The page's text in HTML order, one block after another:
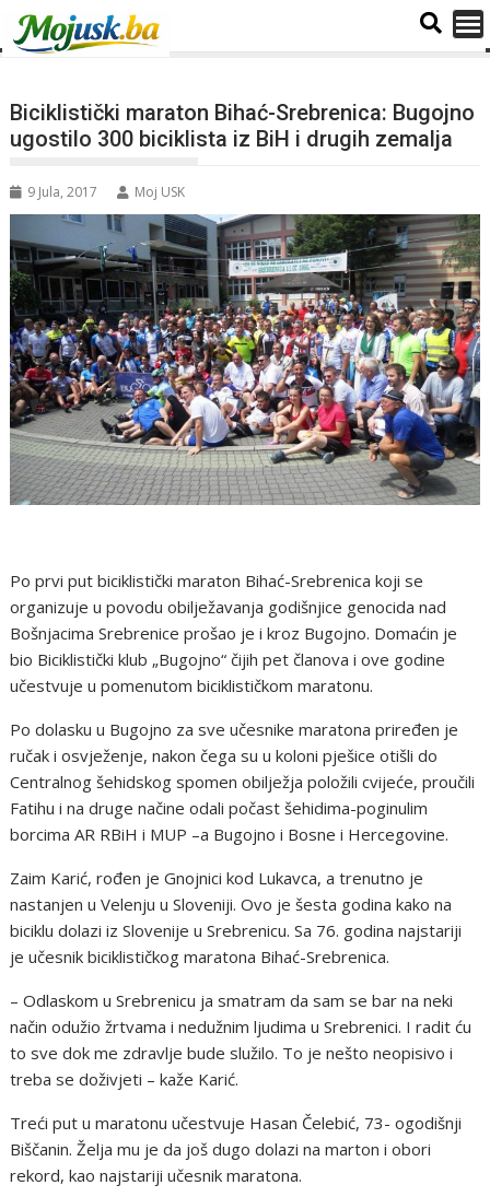
Biciklistički maraton Bihać-Srebrenica: Bugojno
ugostilo 300 biciklista iz BiH i drugih zemalja
9 Jula, 2017 Moj USK
Po prvi put biciklistički maraton Bihać-Srebrenica koji se
organizuje u povodu obilježavanja godišnjice genocida nad
Bošnjacima Srebrenice prošao je i kroz Bugojno. Domaćin je
bio Biciklistički klub „Bugojno“ čijih pet članova i ove godine
učestvuje u pomenutom biciklističkom maratonu.
Po dolasku u Bugojno za sve učesnike maratona priređen je
ručak i osvježenje, nakon čega su u koloni pješice otišli do
Centralnog šehidskog spomen obilježja položili cvijeće, proučili
Fatihu i na druge načine odali počast šehidima-poginulim
borcima AR RBiH i MUP –a Bugojno i Bosne i Hercegovine.
Zaim Karić, rođen je Gnojnici kod Lukavca, a trenutno je
nastanjen u Velenju u Sloveniji. Ovo je šesta godina kako na
biciklu dolazi iz Slovenije u Srebrenicu. Sa 76. godina najstariji
je učesnik biciklističkog maratona Bihać-Srebrenica.
– Odlaskom u Srebrenicu ja smatram da sam se bar na neki
način odužio žrtvama i nedužnim ljudima u Srebrenici. I radit ću
to sve dok me zdravlje bude služilo. To je nešto neopisivo i
treba se doživjeti – kaže Karić.
Treći put u maratonu učestvuje Hasan Čelebić, 73- ogodišnji
Biščanin. Želja mu je da još dugo dolazi na marton i obori
rekord, kao najstariji učesnik maratona.